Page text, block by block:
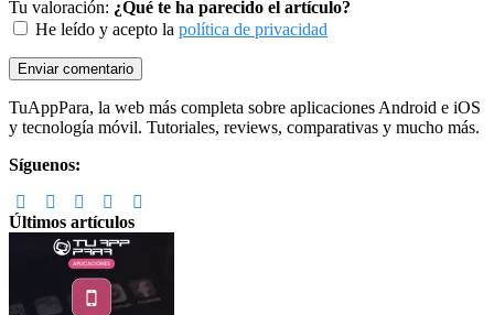
Tu valoración: ¿Qué te ha parecido el artículo?
He leído y acepto la política de privacidad
Footer
TuAppPara, la web más completa sobre aplicaciones Android e iOS
y tecnología móvil. Tutoriales, reviews, comparativas y mucho más.
Síguenos:
Últimos artículos